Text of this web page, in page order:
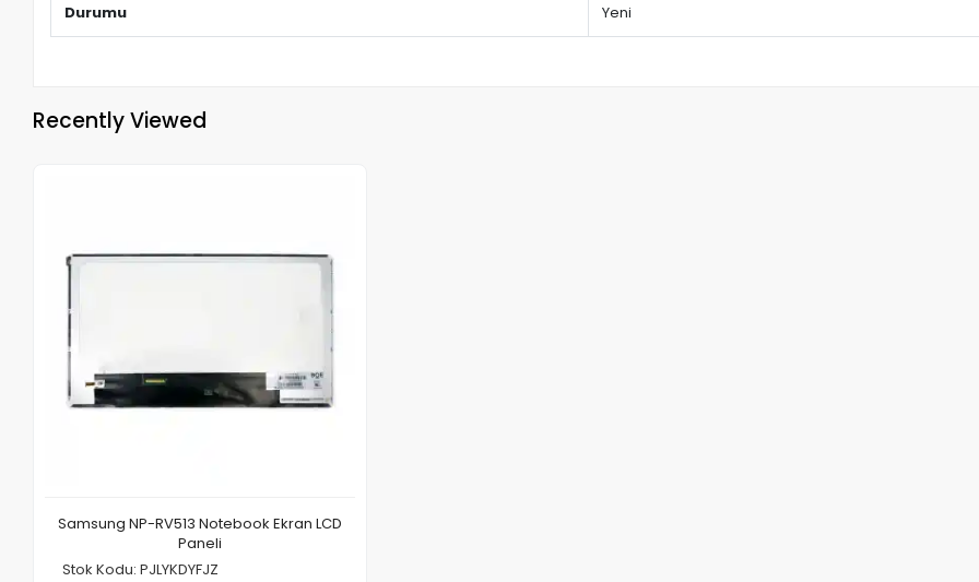
Durumu Yeni
Recently Viewed
Samsung NP-RV513 Notebook Ekran LCD
Paneli
Stok Kodu: PJLYKDYFJZ